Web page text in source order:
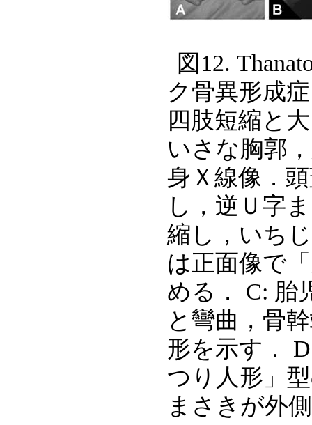
図12.
ク骨異形成
四肢短縮と
いさな胸郭
身Ｘ線像．
し，逆Ｕ字
縮し，いち
は正面像で
める． C: 胎
と彎曲，骨
形を示す．
つり人形」
まさきが外